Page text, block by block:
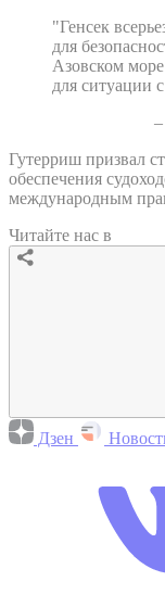
"Генсек
для
Азовском
для ситуации
Гутерриш призвал
обеспечения
международным
Читайте нас в
Дзен